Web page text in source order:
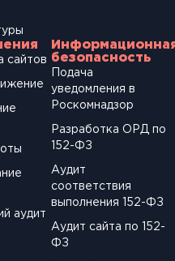
сайтов
аудит
безопасность
Подача
уведомления в
Роскомнадзор
Разработка ОРД по
152-ФЗ
Аудит
соответствия
выполнения 152-ФЗ
Аудит сайта по 152-
ФЗ